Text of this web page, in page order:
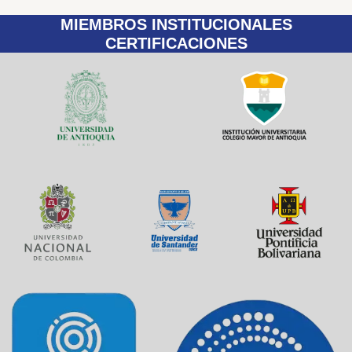
MIEMBROS INSTITUCIONALES
CERTIFICACIONES